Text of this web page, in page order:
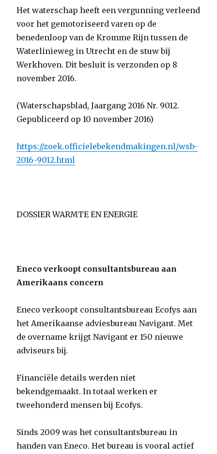
Het waterschap heeft een vergunning verleend
voor het gemotoriseerd varen op de
benedenloop van de Kromme Rijn tussen de
Waterlinieweg in Utrecht en de stuw bij
Werkhoven. Dit besluit is verzonden op 8
november 2016.
(Waterschapsblad, Jaargang 2016 Nr. 9012.
Gepubliceerd op 10 november 2016)
https://zoek.officielebekendmakingen.nl/wsb-
2016-9012.html
DOSSIER WARMTE EN ENERGIE
Eneco verkoopt consultantsbureau aan
Amerikaans concern
Eneco verkoopt consultantsbureau Ecofys aan
het Amerikaanse adviesbureau Navigant. Met
de overname krijgt Navigant er 150 nieuwe
adviseurs bij.
Financiële details werden niet
bekendgemaakt. In totaal werken er
tweehonderd mensen bij Ecofys.
Sinds 2009 was het consultantsbureau in
handen van Eneco. Het bureau is vooral actief